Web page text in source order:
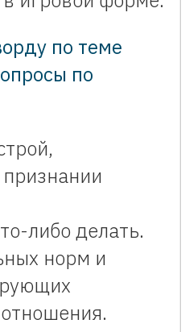
по теме
по
либо делать.
норм и